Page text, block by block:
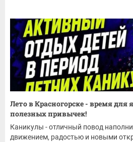
Лето в Красногорске - время
полезных привычек!
Каникулы - отличный повод
движением, радостью и новыми